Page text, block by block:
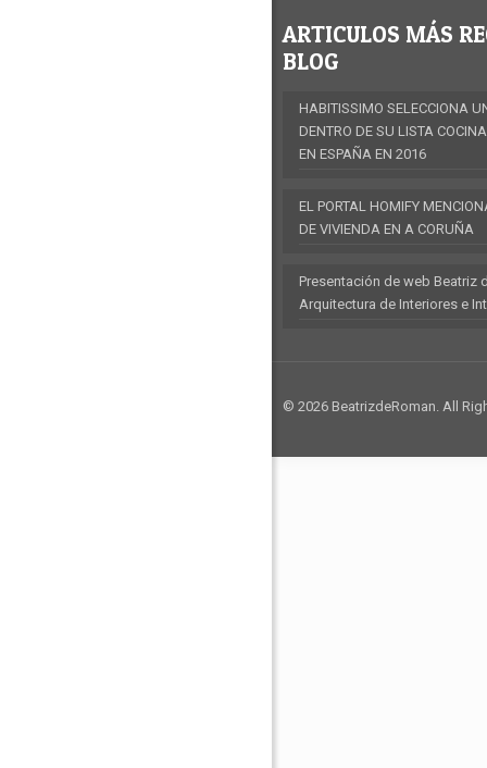
ARTICULOS MÁS
BLOG
HABITISSIMO SELECCIONA
DENTRO DE SU LISTA
EN ESPAÑA EN 2016
EL PORTAL HOMIFY
DE VIVIENDA EN A CORUÑA
Presentación de web Beatriz
Arquitectura de Interiores e
© 2026 BeatrizdeRoman. All